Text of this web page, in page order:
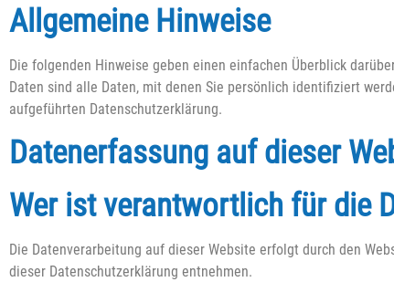
Allgemeine Hinweise
Die folgenden Hinweise geben einen einfachen Überblick
Daten sind alle Daten, mit denen Sie persönlich identifiziert
aufgeführten Datenschutzerklärung.
Datenerfassung auf dieser
Wer ist verantwortlich für die
Die Datenverarbeitung auf dieser Website erfolgt durch den
dieser Datenschutzerklärung entnehmen.